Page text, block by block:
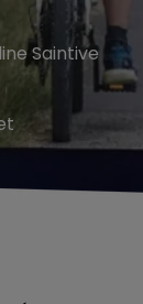
Saintive